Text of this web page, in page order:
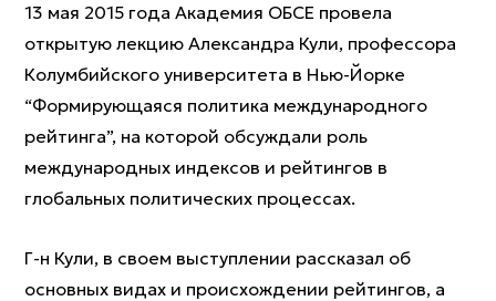
13 мая 2015 года Академия ОБСЕ провела
открытую лекцию Александра Кули, профессора
Колумбийского университета в Нью-Йорке
“Формирующаяся политика международного
рейтинга”, на которой обсуждали роль
международных индексов и рейтингов в
глобальных политических процессах.
Г-н Кули, в своем выступлении рассказал об
основных видах и происхождении рейтингов, а